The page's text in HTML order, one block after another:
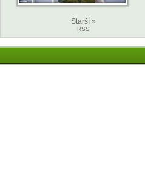
Starší »
RSS